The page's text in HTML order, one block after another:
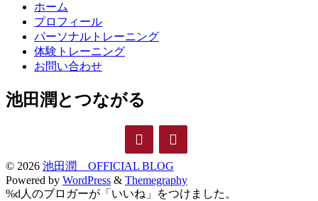
ホーム
プロフィール
パーソナルトレーニング
体験トレーニング
お問い合わせ
池田潤とつながる
© 2026 池田潤 OFFICIAL BLOG
Powered by WordPress & Themegraphy
%d 人のブロガーが「いいね」をつけました。